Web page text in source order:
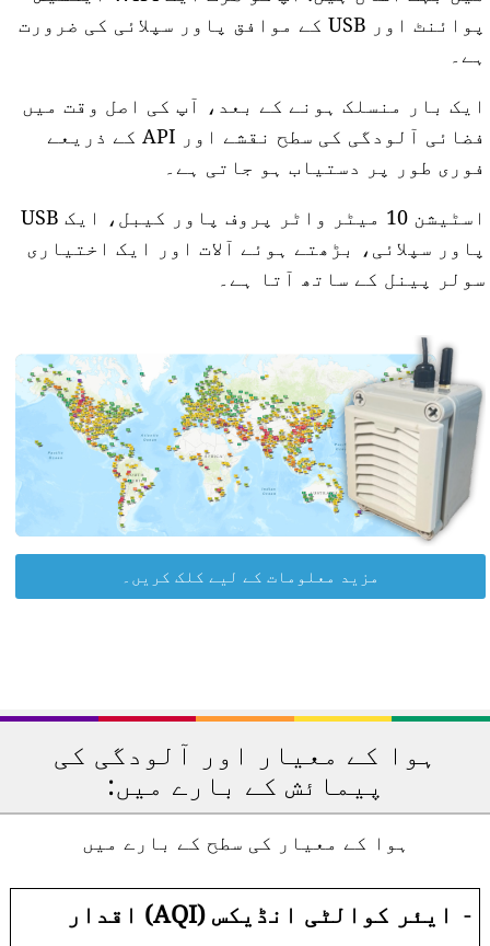
پوائنٹ اور USB کے موافق پاور سپلائی کی ضرورت
ہے۔
ایک بار منسلک ہونے کے بعد، آپ کی اصل وقت میں
فضائی آلودگی کی سطح نقشے اور API کے ذریعے
فوری طور پر دستیاب ہو جاتی ہے۔
اسٹیشن 10 میٹر واٹر پروف پاور کیبل، ایک USB
پاور سپلائی، بڑھتے ہوئے آلات اور ایک اختیاری
سولر پینل کے ساتھ آتا ہے۔
مزید معلومات کے لیے کلک کریں۔
ہوا کے معیار اور آلودگی کی
پیمائش کے بارے میں:
ہوا کے معیار کی سطح کے بارے میں
- ایئر کوالٹی انڈیکس (AQI) اقدار